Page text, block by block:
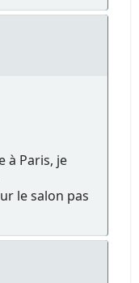
à Paris, je
le salon pas